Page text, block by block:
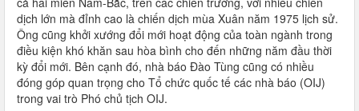
dịch lớn mà đỉnh cao là chiến dịch mùa Xuân năm 1975 lịch sử.
Ông cũng khởi xướng đổi mới hoạt động của toàn ngành trong
điều kiện khó khăn sau hòa bình cho đến những năm đầu thời
kỳ đổi mới. Bên cạnh đó, nhà báo Đào Tùng cũng có nhiều
đóng góp quan trọng cho Tổ chức quốc tế các nhà báo (OIJ)
trong vai trò Phó chủ tịch OIJ.